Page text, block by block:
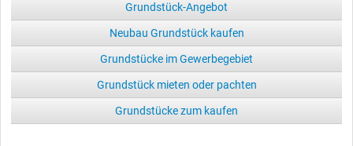
Grundstück-Angebot
Neubau Grundstück kaufen
Grundstücke im Gewerbegebiet
Grundstück mieten oder pachten
Grundstücke zum kaufen